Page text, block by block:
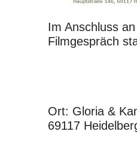
Im Anschluss
Filmgespräch
Ort: Gloria &
69117